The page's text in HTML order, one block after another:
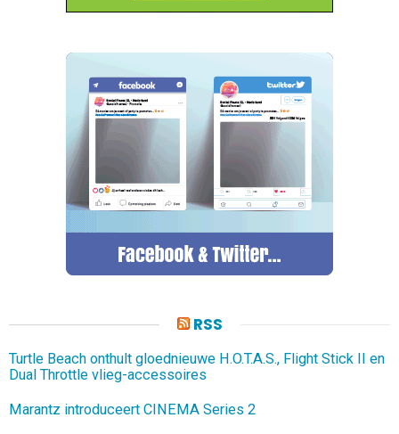
RSS
Turtle Beach onthult gloednieuwe H.O.T.A.S., Flight Stick II en
Dual Throttle vlieg-accessoires
Marantz introduceert CINEMA Series 2